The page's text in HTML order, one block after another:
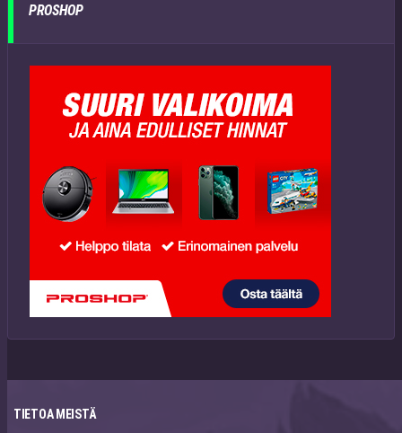
PROSHOP
TIETOA MEISTÄ